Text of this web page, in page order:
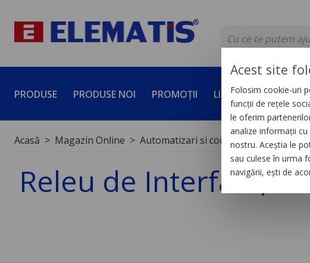
PRODUSE PRODUSE NOI PROMOȚII LICHIDĂRI DE STOC
Acasă Magazin Online Automatizari si control industrial
Releu de Interfata,
Acest site
Folosim cookie-uri
funcții de rețele
le oferim
analize informații
nostru. Aceștia le
sau culese în urma
navigării, ești de